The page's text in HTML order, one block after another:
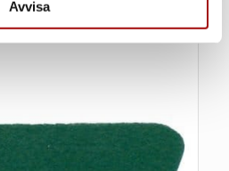
deras tjänster.
Avvisa